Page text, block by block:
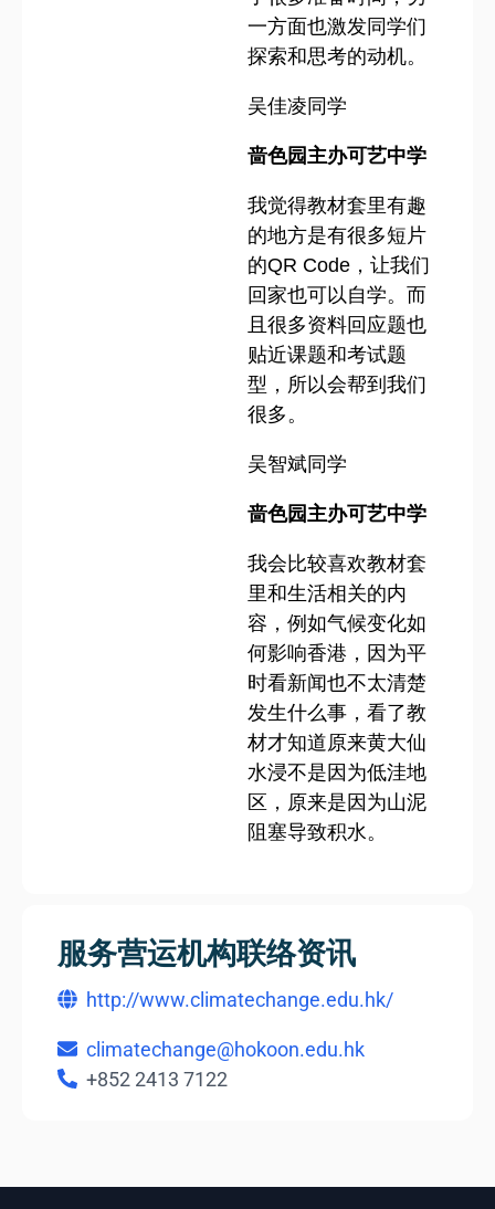
一方面也激发同学们
探索和思考的动机。
吴佳凌同学
啬色园主办可艺中学
我觉得教材套里有趣
的地方是有很多短片
的QR Code，让我们
回家也可以自学。而
且很多资料回应题也
贴近课题和考试题
型，所以会帮到我们
很多。
吴智斌同学
啬色园主办可艺中学
我会比较喜欢教材套
里和生活相关的内
容，例如气候变化如
何影响香港，因为平
时看新闻也不太清楚
发生什么事，看了教
材才知道原来黄大仙
水浸不是因为低洼地
区，原来是因为山泥
阻塞导致积水。
服务营运机构联络资讯
http://www.climatechange.edu.hk/
climatechange@hokoon.edu.hk
+852 2413 7122